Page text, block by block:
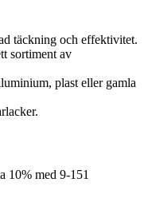
täckning och effektivitet.
sortiment av
plast eller gamla
10% med 9-151